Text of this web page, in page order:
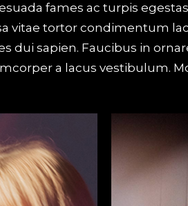
fames ac turpis
vitae tortor condimentum
dui sapien. Faucibus in
a lacus vestibulum.